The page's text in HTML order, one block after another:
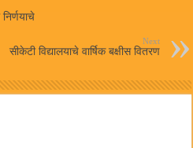
Next
सीकेटी विद्यालयाचे वार्षिक बक्षीस वितरण